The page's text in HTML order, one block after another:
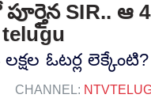
SIR.. ఆ
ఓటర్ల
CHANNEL: